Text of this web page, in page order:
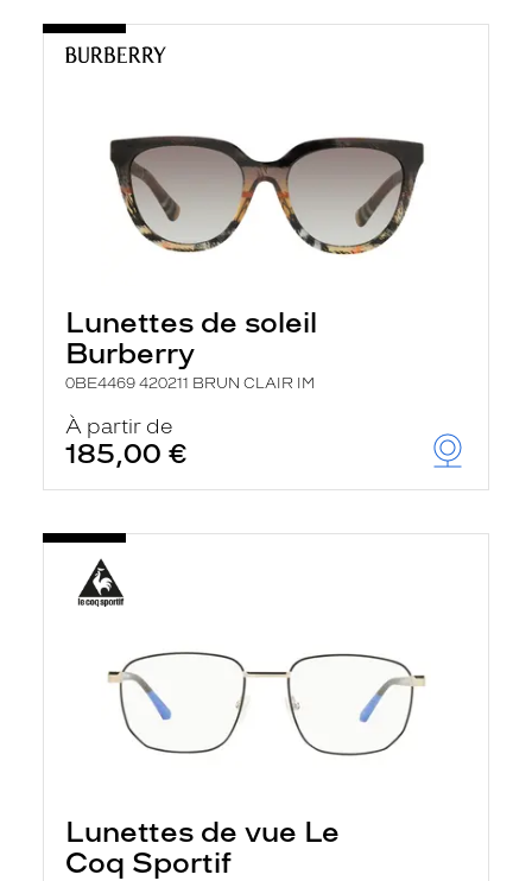
Lunettes de soleil
Burberry
0BE4469 420211 BRUN CLAIR IM
À partir de
185,00 €
Lunettes de vue Le
Coq Sportif